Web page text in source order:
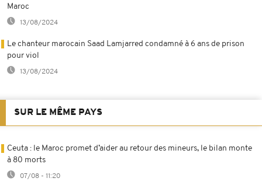
Maroc
13/08/2024
Le chanteur marocain Saad Lamjarred condamné à 6 ans de prison
pour viol
13/08/2024
SUR LE MÊME PAYS
Ceuta : le Maroc promet d’aider au retour des mineurs, le bilan monte
à 80 morts
07/08 - 11:20